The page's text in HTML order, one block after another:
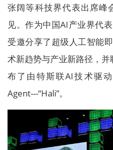
张阔等科技界代表出席峰
见。作为中国AI产业界代
受邀分享了超级人工智能
术新趋势与产业新路径，
布了由特斯联AI技术驱
Agent---“Hali”。